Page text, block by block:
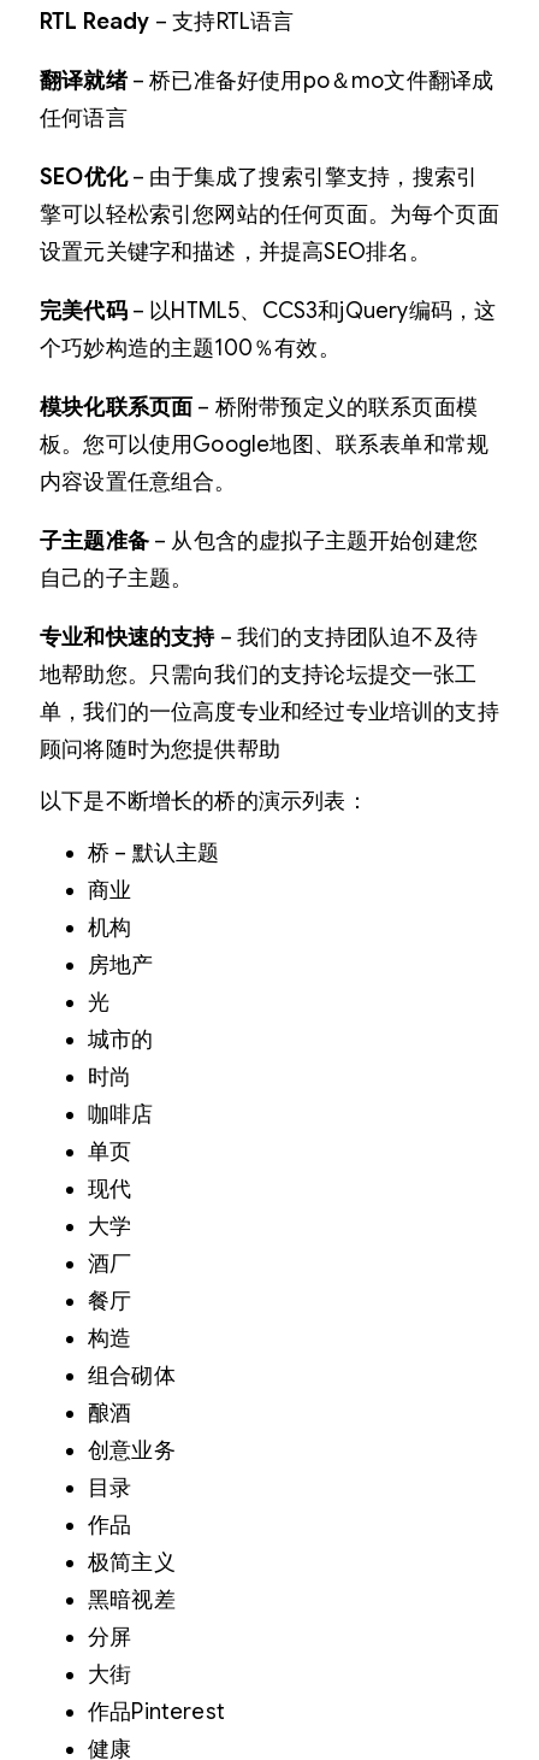
RTL Ready – 支持RTL语言
翻译就绪– 桥已准备好使用po＆mo文件翻译成
任何语言
SEO优化– 由于集成了搜索引擎支持，搜索引
擎可以轻松索引您网站的任何页面。为每个页面
设置元关键字和描述，并提高SEO排名。
完美代码– 以HTML5、CCS3和jQuery编码，这
个巧妙构造的主题100％有效。
模块化联系页面 – 桥附带预定义的联系页面模
板。您可以使用Google地图、联系表单和常规
内容设置任意组合。
子主题准备– 从包含的虚拟子主题开始创建您
自己的子主题。
专业和快速的支持– 我们的支持团队迫不及待
地帮助您。只需向我们的支持论坛提交一张工
单，我们的一位高度专业和经过专业培训的支持
顾问将随时为您提供帮助
以下是不断增长的桥的演示列表：
桥 – 默认主题
商业
机构
房地产
光
城市的
时尚
咖啡店
单页
现代
大学
酒厂
餐厅
构造
组合砌体
酿酒
创意业务
目录
作品
极简主义
黑暗视差
分屏
大街
作品Pinterest
健康